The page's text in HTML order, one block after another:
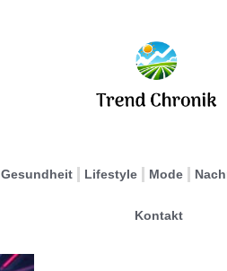
Gesundheit Lifestyle Mode
Kontakt